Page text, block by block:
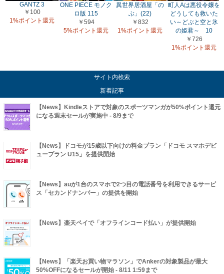
GANTZ 3
￥100
1%ポイント還元
ONE PIECE モノク
ロ版 115
￥594
5%ポイント還元
異世界居酒屋「の
ぶ」(22)
￥832
1%ポイント還元
町人Aは悪役令嬢を
どうしても救いた
い～どぶと空と氷
の姫君～ 10
￥726
1%ポイント還元
サイト内検索
新着記事
【News】Kindleストアで対象のスポーツマンガが50%ポイント還元
になる週末セールが実施中 - 8/9まで
【News】ドコモが15歳以下向けの料金プラン「ドコモ スマホデビ
ュープラン U15」を提供開始
【News】auが1台のスマホで2つ目の電話番号を利用できるサービ
ス「セカンドナンバー」の提供を開始
【News】楽天ペイで「オフラインコード払い」が提供開始
【News】「楽天お買い物マラソン」でAnkerの対象製品が最大
50%OFFになるセールが開始 - 8/11 1:59まで